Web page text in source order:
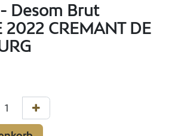
Desom Brut
2022 CREMANT DE